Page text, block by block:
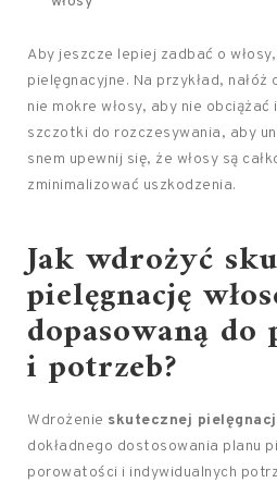
Aby jeszcze lepiej zadbać o
pielęgnacyjne. Na przykład,
nie mokre włosy, aby nie
szczotki do rozczesywania, aby
snem upewnij się, że włosy są
zminimalizować uszkodzenia.
Jak wdrożyć
pielęgnację
dopasowaną
i potrzeb?
Wdrożenie skutecznej
dokładnego dostosowania planu
porowatości i indywidualnych